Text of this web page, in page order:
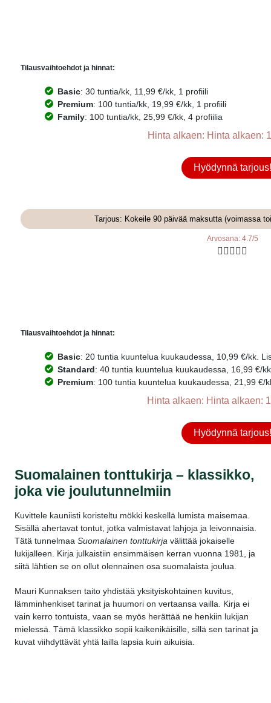
Tilausvaihtoehdot ja hinnat:
Basic: 30 tuntia/kk, 11,99 €/kk, 1 profiili
Premium: 100 tuntia/kk, 19,99 €/kk, 1 profiili
Family: 100 tuntia/kk, 25,99 €/kk, 4 profiilia
Hinta alkaen: Hinta alkaen:
Hyödynnä tarjous!
Tarjous: Kokeile 90 päivää maksutta (voimassa
Arvosana: 4.7/5
    
Tilausvaihtoehdot ja hinnat:
Basic: 20 tuntia kuuntelua kuukaudessa, 10,99 €/kk.
Standard: 40 tuntia kuuntelua kuukaudessa, 16,99 €/
Premium: 100 tuntia kuuntelua kuukaudessa, 21,99 €/
Hinta alkaen: Hinta alkaen:
Hyödynnä tarjous!
Suomalainen tonttukirja – klassikko,
joka vie joulutunnelmiin
Kuvittele kauniisti koristeltu mökki keskellä lumista maisemaa.
Sisällä ahertavat tontut, jotka valmistavat lahjoja ja leivonnaisia.
Tätä tunnelmaa Suomalainen tonttukirja välittää jokaiselle
lukijalleen. Kirja julkaistiin ensimmäisen kerran vuonna 1981, ja
siitä lähtien se on ollut olennainen osa suomalaista joulua.
Mauri Kunnaksen taito yhdistää yksityiskohtainen kuvitus,
lämminhenkiset tarinat ja huumori on vertaansa vailla. Kirja ei
vain kerro tontuista, vaan se myös herättää ne henkiin lukijan
mielessä. Tämä klassikko sopii kaikenikäisille, sillä sen tarinat ja
kuvat viihdyttävät yhtä lailla lapsia kuin aikuisia.